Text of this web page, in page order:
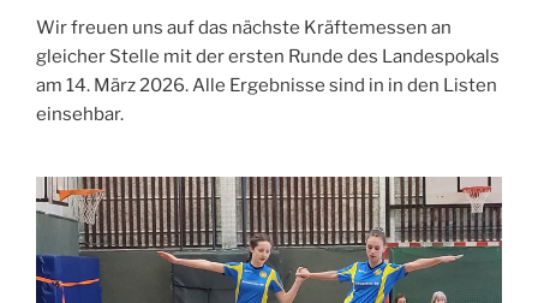
Wir freuen uns auf das nächste Kräftemessen an
gleicher Stelle mit der ersten Runde des Landespokals
am 14. März 2026. Alle Ergebnisse sind in in den Listen
einsehbar.